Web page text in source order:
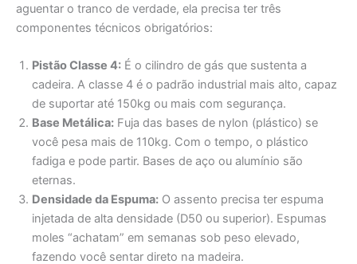
aguentar o tranco de verdade, ela precisa ter três
componentes técnicos obrigatórios:
Pistão Classe 4: É o cilindro de gás que sustenta a
cadeira. A classe 4 é o padrão industrial mais alto, capaz
de suportar até 150kg ou mais com segurança.
Base Metálica: Fuja das bases de nylon (plástico) se
você pesa mais de 110kg. Com o tempo, o plástico
fadiga e pode partir. Bases de aço ou alumínio são
eternas.
Densidade da Espuma: O assento precisa ter espuma
injetada de alta densidade (D50 ou superior). Espumas
moles “achatam” em semanas sob peso elevado,
fazendo você sentar direto na madeira.